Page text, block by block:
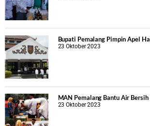
Bupati Pemalang Pimpin Apel
23 Oktober 2023
MAN Pemalang Bantu Air
23 Oktober 2023